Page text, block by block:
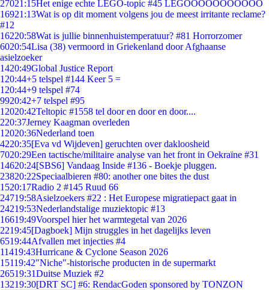
27021:15Het enige echte LEGO-topic #45 LEGOOOOOOOOOOO
16921:13Wat is op dit moment volgens jou de meest irritante reclame?
#12
16220:58Wat is jullie binnenhuistemperatuur? #81 Horrorzomer
6020:54Lisa (38) vermoord in Griekenland door Afghaanse
asielzoeker
1420:49Global Justice Report
1 20:44+5 telspel #144 Keer 5 =
1 20:44+9 telspel #74
9920:42+7 telspel #95
12020:42Teltopic #1558 tel door en door en door....
220:37Jerney Kaagman overleden
12020:36Nederland toen
4220:35[Eva vd Wijdeven] geruchten over dakloosheid
7020:29Een tactische/militaire analyse van het front in Oekraïne #31
14620:24[SBS6] Vandaag Inside #136 - Boekje pluggen.
23820:22Speciaalbieren #80: another one bites the dust
1520:17Radio 2 #145 Ruud 66
24719:58Asielzoekers #22 : Het Europese migratiepact gaat in
24219:53Nederlandstalige muziektopic #13
16619:49Voorspel hier het warmtegetal van 2026
2219:45[Dagboek] Mijn struggles in het dagelijks leven
6519:44Afvallen met injecties #4
11419:43Hurricane & Cyclone Season 2026
15119:42"Niche"-historische producten in de supermarkt
26519:31Duitse Muziek #2
13219:30[DRT SC] #6: RendacGoden sponsored by TONZON